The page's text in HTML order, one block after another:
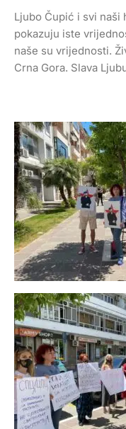
Ljubo Čupić i svi
pokazuju iste
naše su vrijednosti.
Crna Gora. Slava